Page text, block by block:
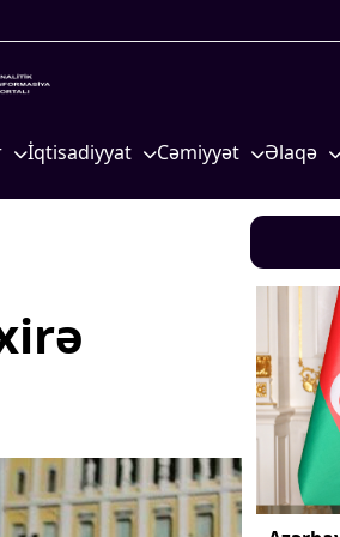
Zəfəri
İqtisadiyyat
Kənd təsərrüfatı
nəqliyyat
COP29
Cəmiyyət
Məhkəmə və hüquq
Gənclər və İdman
Media və QHT
Hadisə
Sağlamlıq
Əlaqə